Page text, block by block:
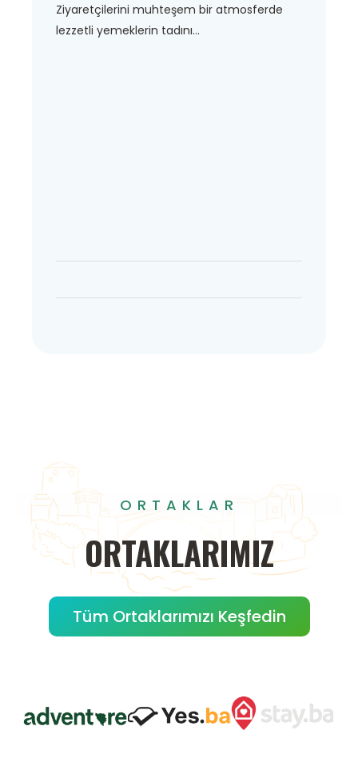
Ziyaretçilerini muhteşem bir atmosferde
lezzetli yemeklerin tadını...
ORTAKLAR
ORTAKLARIMIZ
Tüm Ortaklarımızı Keşfedin